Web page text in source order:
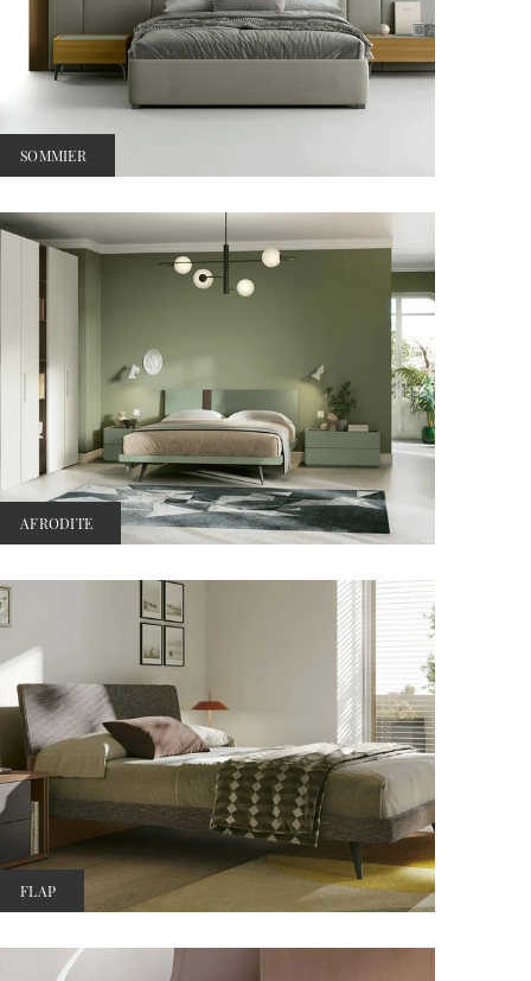
SOMMIER
AFRODITE
FLAP